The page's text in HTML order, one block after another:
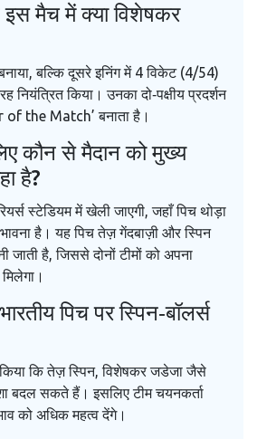
इस मैच में क्या विशेषकर
बल्कि दूसरे इनिंग में 4 विकेट (4/54)
नियंत्रित किया। उनका दो‑पक्षीय प्रदर्शन
of the Match’ बनाता है।
कौन से मैदान को मुख्य
है?
स्टेडियम में खेली जाएगी, जहाँ पिच थोड़ा
है। यह पिच तेज़ गेंदबाज़ी और स्पिन
जाती है, जिससे दोनों टीमों को अपना
पिच पर स्पिन‑बॉलर्स
किया कि तेज़ स्पिन, विशेषकर जडेजा जैसे
बदल सकते हैं। इसलिए टीम चयनकर्ता
को अधिक महत्व देंगे।